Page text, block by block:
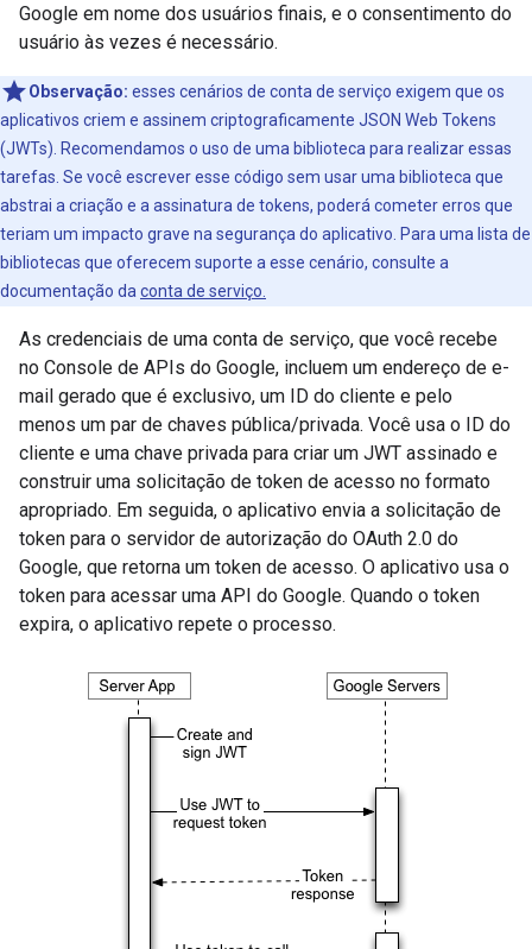
Google em nome dos usuários finais, e o consentimento do
usuário às vezes é necessário.
Observação: esses cenários de conta de serviço exigem que os
aplicativos criem e assinem criptograficamente JSON Web Tokens
(JWTs). Recomendamos o uso de uma biblioteca para realizar essas
tarefas. Se você escrever esse código sem usar uma biblioteca que
abstrai a criação e a assinatura de tokens, poderá cometer erros que
teriam um impacto grave na segurança do aplicativo. Para uma lista de
bibliotecas que oferecem suporte a esse cenário, consulte a
documentação da conta de serviço.
As credenciais de uma conta de serviço, que você recebe
no Console de APIs do Google, incluem um endereço de e-
mail gerado que é exclusivo, um ID do cliente e pelo
menos um par de chaves pública/privada. Você usa o ID do
cliente e uma chave privada para criar um JWT assinado e
construir uma solicitação de token de acesso no formato
apropriado. Em seguida, o aplicativo envia a solicitação de
token para o servidor de autorização do OAuth 2.0 do
Google, que retorna um token de acesso. O aplicativo usa o
token para acessar uma API do Google. Quando o token
expira, o aplicativo repete o processo.